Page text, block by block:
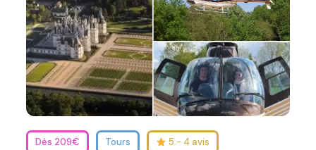
Dès 209€ Tours 5 - 4 avis